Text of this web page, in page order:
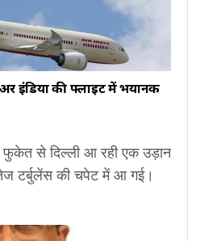
इंडिया की फ्लाइट में भयानक
से दिल्ली आ रही एक उड़ान
टर्बुलेंस की चपेट में आ गई।